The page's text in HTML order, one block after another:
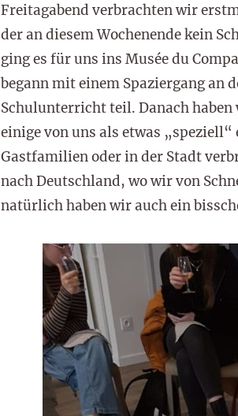
Freitagabend verbrachten wir
der an diesem Wochenende kein
ging es für uns ins Musée du
begann mit einem Spaziergang an
Schulunterricht teil. Danach
einige von uns als etwas
Gastfamilien oder in der Stadt
nach Deutschland, wo wir von
natürlich haben wir auch ein